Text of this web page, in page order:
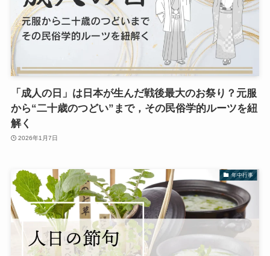
「成人の日」は日本が生んだ戦後最大のお祭り？元服
から“二十歳のつどい”まで，その民俗学的ルーツを紐
解く
2026年1月7日
年中行事